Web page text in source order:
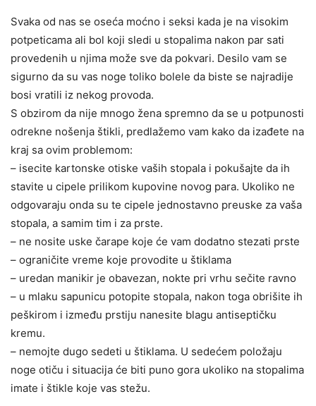
Svaka od nas se oseća moćno i seksi kada je na visokim
potpeticama ali bol koji sledi u stopalima nakon par sati
provedenih u njima može sve da pokvari. Desilo vam se
sigurno da su vas noge toliko bolele da biste se najradije
bosi vratili iz nekog provoda.
S obzirom da nije mnogo žena spremno da se u potpunosti
odrekne nošenja štikli, predlažemo vam kako da izađete na
kraj sa ovim problemom:
– isecite kartonske otiske vaših stopala i pokušajte da ih
stavite u cipele prilikom kupovine novog para. Ukoliko ne
odgovaraju onda su te cipele jednostavno preuske za vaša
stopala, a samim tim i za prste.
– ne nosite uske čarape koje će vam dodatno stezati prste
– ograničite vreme koje provodite u štiklama
– uredan manikir je obavezan, nokte pri vrhu sečite ravno
– u mlaku sapunicu potopite stopala, nakon toga obrišite ih
peškirom i između prstiju nanesite blagu antiseptičku
kremu.
– nemojte dugo sedeti u štiklama. U sedećem položaju
noge otiču i situacija će biti puno gora ukoliko na stopalima
imate i štikle koje vas stežu.